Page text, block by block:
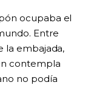
ocupaba el
Entre
la embajada,
contempla
no podía